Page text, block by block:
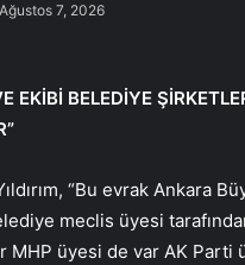
Ağustos 7, 2026
EKİBİ BELEDİYE
“Bu evrak
meclis üyesi
MHP üyesi de var AK